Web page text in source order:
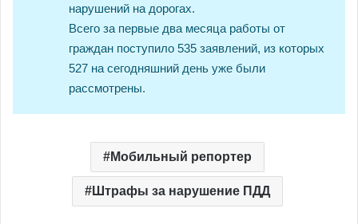
нарушений на дорогах.
Всего за первые два месяца работы от
граждан поступило 535 заявлений, из которых
527 на сегодняшний день уже были
рассмотрены.
Мобильный репортер
Штрафы за нарушение ПДД